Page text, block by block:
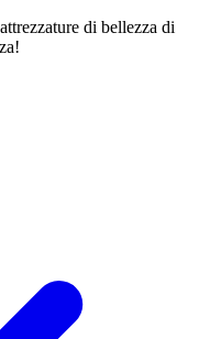
di bellezza di